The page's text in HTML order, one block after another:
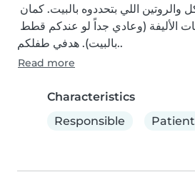
بالبيت). هدفي طفلكم..
Read more
Characteristics
Responsible
Patient